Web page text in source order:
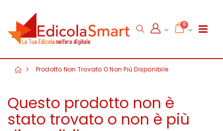
0
Prodotto Non Trovato O Non Più Disponibile
Questo prodotto non è
stato trovato o non è più